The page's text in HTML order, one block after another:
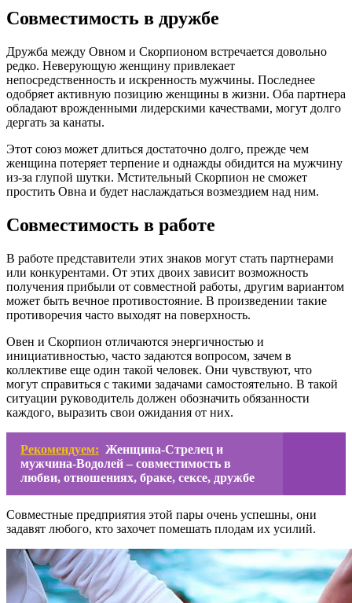
Совместимость в дружбе
Дружба между Овном и Скорпионом встречается довольно
редко. Неверующую женщину привлекает
непосредственность и искренность мужчины. Последнее
одобряет активную позицию женщины в жизни. Оба партнера
обладают врожденными лидерскими качествами, могут долго
дергать за канаты.
Этот союз может длиться достаточно долго, прежде чем
женщина потеряет терпение и однажды обидится на мужчину
из-за глупой шутки. Мстительный Скорпион не сможет
простить Овна и будет наслаждаться возмездием над ним.
Совместимость в работе
В работе представители этих знаков могут стать партнерами
или конкурентами. От этих двоих зависит возможность
получения прибыли от совместной работы, другим вариантом
может быть вечное противостояние. В произведении такие
противоречия часто выходят на поверхность.
Овен и Скорпион отличаются энергичностью и
инициативностью, часто задаются вопросом, зачем в
коллективе еще один такой человек. Они чувствуют, что
могут справиться с такими задачами самостоятельно. В такой
ситуации руководитель должен обозначить обязанности
каждого, выразить свои ожидания от них.
Рекомендуем: Женщина-Стрелец и
мужчина-Водолей – совместимость в
любви, отношениях, браке, сексе, дружбе
Совместные предприятия этой пары очень успешны, они
задавят любого, кто захочет помешать плодам их усилий.